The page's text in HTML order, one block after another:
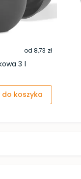
od8,73 zł
3 l
do koszyka